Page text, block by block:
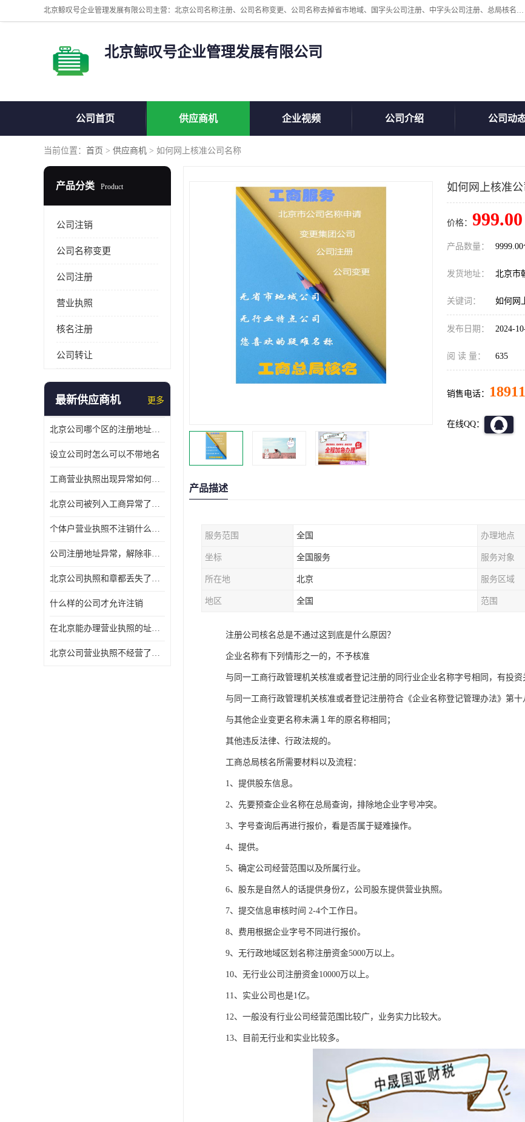
北京鲸叹号企业管理发展有限公司主营：北京公司名称注册、公司名称变更、公司名称去掉省市地域、国字头公司注册、中字头公司注册、总局核名注册等业务，全国统一热线电话：*。北京鲸叹号企业管理发展有限公司在职员工51人，我们有zui好的产品和技术团队，我们为客户提供较好的产品，良好的技术支持，健全的售后服务。
北京鲸叹号企业管理发展有限公司
公司首页 供应商机 企业视频 公司介绍 公司动
当前位置： 首页 > 供应商机 > 如何网上核准公司名称
产品分类 Product
公司注销
公司名称变更
公司注册
营业执照
核名注册
公司转让
最新供应商机 更多
北京公司哪个区的注册地址靠谱
设立公司时怎么可以不带地名
工商营业执照出现异常如何处理
北京公司被列入工商异常了该怎么处理呢？
个体户营业执照不注销什么后果？
公司注册地址异常，解除非正常所需资料及流程
北京公司执照和章都丢失了怎么注销
什么样的公司才允许注销
在北京能办理营业执照的址什么费用
北京公司营业执照不经营了一定要注销吗
如何网上核准
价格： 999.00
产品数量：
发货地址： 北京市
关键词： 如何网
发布日期： 2024-
阅 读 量： 635
销售电话：
在线QQ：
产品描述
服务范围 全国 办理地点
坐标 全国服务 服务对象
所在地 北京 服务区域
地区 全国 范围
注册公司核名总是不通过这到底是什么原因？
企业名称有下列情形之一的，不予核准
与同一工商行政管理机关核准或者登记注册的同行业企业名称字号相同，有投资
与同一工商行政管理机关核准或者登记注册符合《企业名称登记管理办法》第
与其他企业变更名称未满１年的原名称相同；
其他违反法律、行政法规的。
工商总局核名所需要材料以及流程：
1、提供股东信息。
2、先要预查企业名称在总局查询，排除地企业字号冲突。
3、字号查询后再进行报价，看是否属于疑难操作。
4、提供。
5、确定公司经营范围以及所属行业。
6、股东是自然人的话提供身份Z，公司股东提供营业执照。
7、提交信息审核时间 2-4个工作日。
8、费用根据企业字号不同进行报价。
9、无行政地域区划名称注册资金5000万以上。
10、无行业公司注册资金10000万以上。
11、实业公司也是1亿。
12、一般没有行业公司经营范围比较广，业务实力比较大。
13、目前无行业和实业比较多。